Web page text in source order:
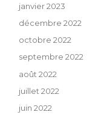
janvier 2023
décembre 2022
octobre 2022
septembre 2022
août 2022
juillet 2022
juin 2022